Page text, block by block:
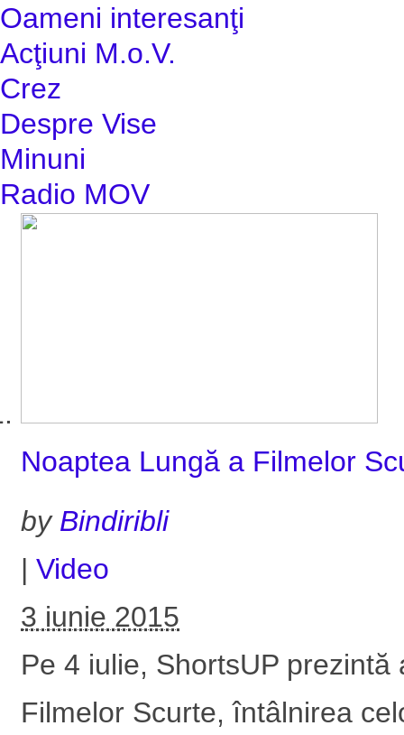
Oameni interesanţi
Acţiuni M.o.V.
Crez
Despre Vise
Minuni
Radio MOV
Noaptea Lungă a Filmelor
by Bindiribli
| Video
3 iunie 2015
Pe 4 iulie, ShortsUP
Filmelor Scurte, întâlnirea